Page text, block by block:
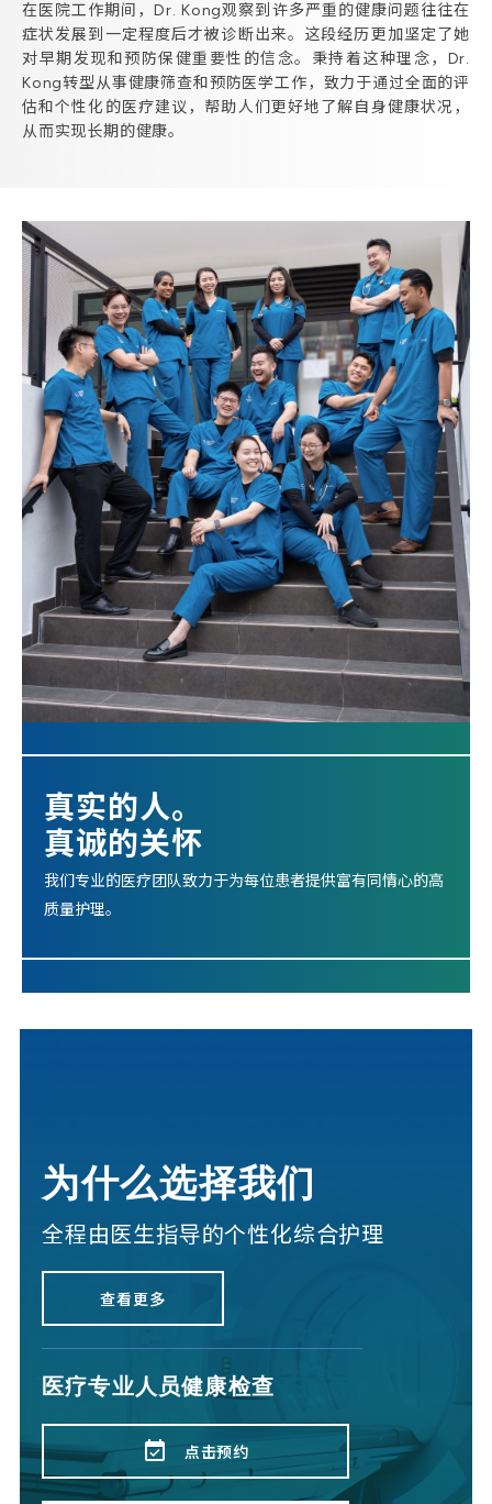
在医院工作期间，Dr. Kong观察到许多严重的健康问题往往在
症状发展到一定程度后才被诊断出来。这段经历更加坚定了她
对早期发现和预防保健重要性的信念。秉持着这种理念，Dr.
Kong转型从事健康筛查和预防医学工作，致力于通过全面的评
估和个性化的医疗建议，帮助人们更好地了解自身健康状况，
从而实现长期的健康。
真实的人。
真诚的关怀
我们专业的医疗团队致力于为每位患者提供富有同情心的高
质量护理。
为什么选择我们
全程由医生指导的个性化综合护理
查看更多
医疗专业人员健康检查
event_available 点击预约